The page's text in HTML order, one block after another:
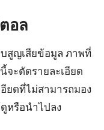
อล
สูญเสียข้อมูล ภาพที่
จะตัดรายละเอียด
ยดที่ไม่สามารถมอง
หรือนำไปลง